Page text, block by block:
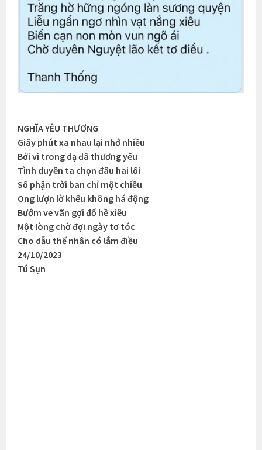
NGHĨA YÊU THƯƠNG
Giây phút xa nhau lại nhớ nhiều
Bởi vì trong dạ đã thương yêu
Tình duyên ta chọn đâu hai lối
Số phận trời ban chỉ một chiều
Ong lượn lờ khêu không há động
Bướm ve vãn gợi đố hề xiêu
Một lòng chờ đợi ngày tơ tóc
Cho dẫu thế nhân có lắm điều
24/10/2023
Tú Sụn